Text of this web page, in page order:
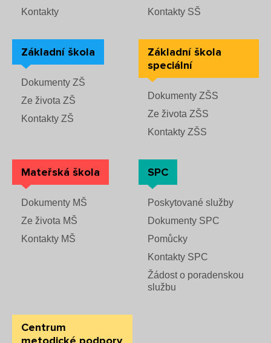
Kontakty
Kontakty SŠ
Základní škola
Dokumenty ZŠ
Ze života ZŠ
Kontakty ZŠ
Základní škola
speciální
Dokumenty ZŠS
Ze života ZŠS
Kontakty ZŠS
Mateřská škola
Dokumenty MŠ
Ze života MŠ
Kontakty MŠ
SPC
Poskytované služby
Dokumenty SPC
Pomůcky
Kontakty SPC
Žádost o poradenskou
službu
Centrum